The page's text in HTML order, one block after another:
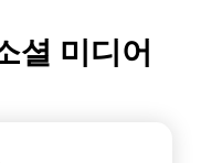
셜 미디어